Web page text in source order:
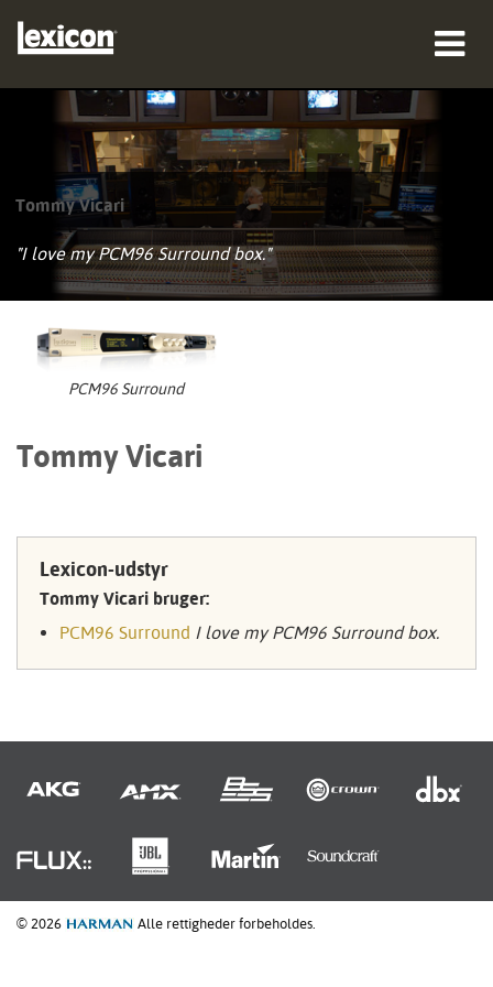
produkter
hvor man kan købe
professionelle
Case studies
support
Tommy Vicari
"I love my PCM96 Surround box."
PCM96 Surround
Tommy Vicari
Lexicon-udstyr
Tommy Vicari bruger:
PCM96 Surround I love my PCM96 Surround box.
© 2026 Alle rettigheder forbeholdes.